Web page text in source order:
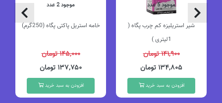
موجود 5 عدد
شیر استریلیزه کم چرب پگاه (
1لیتری )
۱۴۱,۹۰۰ تومان
۱۳۴,۸۰۵ تومان
افزودن به سبد خرید
موجود 2 عدد
خامه استریل پاکتی پگاه (250گرم)
۱۴۵,۰۰۰ تومان
۱۳۷,۷۵۰ تومان
افزودن به سبد خرید